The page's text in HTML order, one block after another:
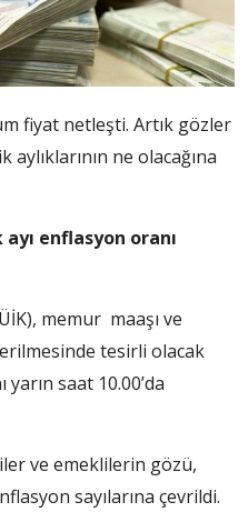
fiyat netleşti. Artık gözler
ne olacağına
enflasyon oranı
memur maaşı ve
tesirli olacak
yarın saat 10.00’da
ve emeklilerin gözü,
sayılarına çevrildi.